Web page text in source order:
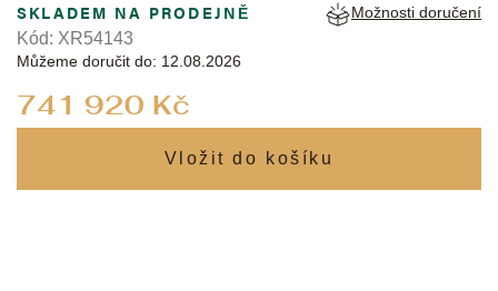
741 920 Kč
SKLADEM NA PRODEJNĚ
Můžeme doručit do: 12.08.2026
Možnosti doručení
Kód: XR54143